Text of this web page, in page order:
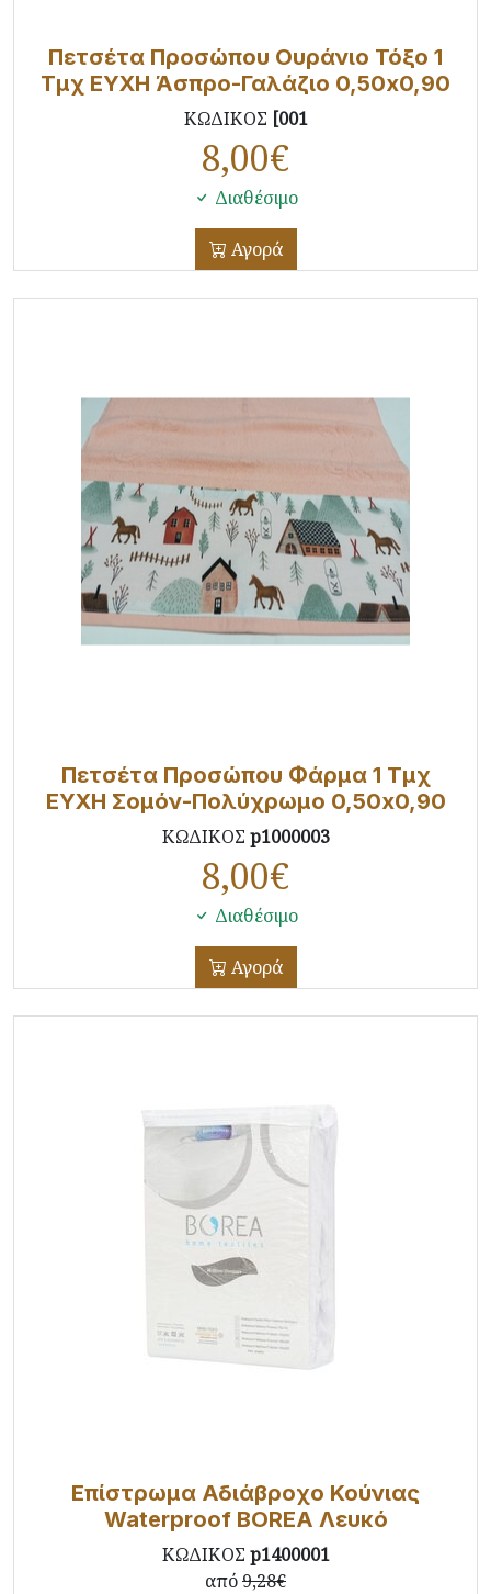
Πετσέτα Προσώπου Ουράνιο Τόξο 1
Τμχ ΕΥΧΗ Άσπρο-Γαλάζιο 0,50x0,90
ΚΩΔΙΚΟΣ [001
8,00€
Διαθέσιμο
Αγορά
Πετσέτα Προσώπου Φάρμα 1 Τμχ
ΕΥΧΗ Σομόν-Πολύχρωμο 0,50x0,90
ΚΩΔΙΚΟΣ p1000003
8,00€
Διαθέσιμο
Αγορά
Επίστρωμα Αδιάβροχο Κούνιας
Waterproof BOREA Λευκό
ΚΩΔΙΚΟΣ p1400001
από9,28€